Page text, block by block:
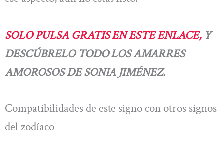
SOLO PULSA GRATIS EN ESTE ENLACE,Y
DESCÚBRELO TODO LOS AMARRES
AMOROSOS DE SONIA JIMÉNEZ.
Compatibilidades de este signo con otros signos
del zodíaco